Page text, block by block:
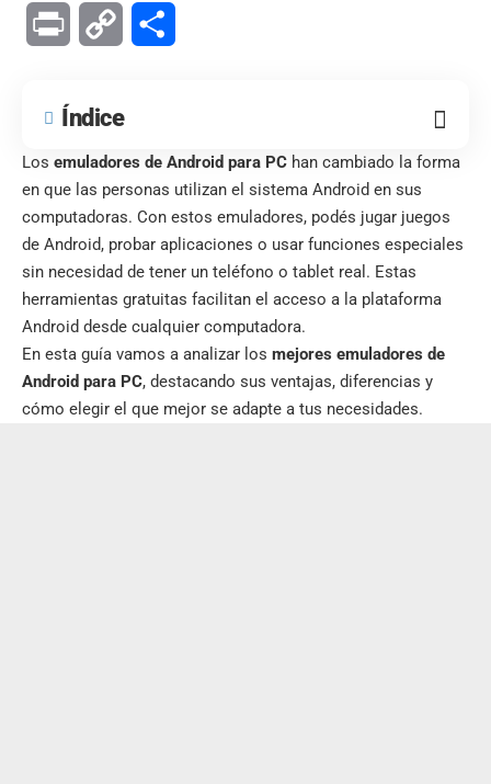
Print Copy
Índice
Los emuladores de Android para PC han cambiado la forma
en que las personas utilizan el sistema Android en sus
computadoras. Con estos emuladores, podés jugar juegos
de Android, probar aplicaciones o usar funciones especiales
sin necesidad de tener un teléfono o tablet real. Estas
herramientas gratuitas facilitan el acceso a la plataforma
Android desde cualquier computadora.
En esta guía vamos a analizar los mejores emuladores de
Android para PC, destacando sus ventajas, diferencias y
cómo elegir el que mejor se adapte a tus necesidades.